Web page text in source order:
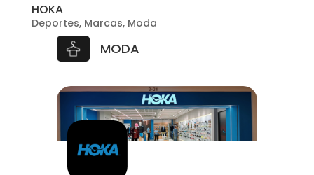
HOKA
Deportes, Marcas, Moda
MODA